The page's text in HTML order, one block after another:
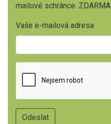
mailové schránce. ZDARMA.
Vaše e-mailová adresa